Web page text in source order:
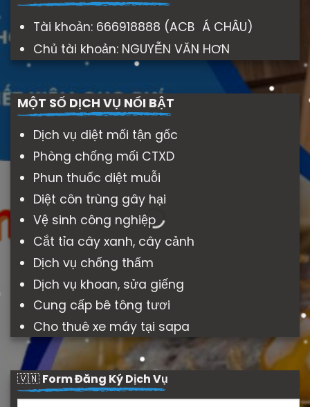
Tài khoản: 666918888 (ACB Á CHÂU)
Chủ tài khoản: NGUYỄN VĂN HƠN
MỘT SỐ DỊCH VỤ NỔI BẬT
Dịch vụ diệt mối tận gốc
Phòng chống mối CTXD
Phun thuốc diệt muỗi
Diệt côn trùng gây hại
Vệ sinh công nghiệp
Cắt tỉa cây xanh, cây cảnh
Dịch vụ chống thấm
Dịch vụ khoan, sửa giếng
Cung cấp bê tông tươi
Cho thuê xe máy tại sapa
🇻🇳 Form Đăng Ký Dịch Vụ